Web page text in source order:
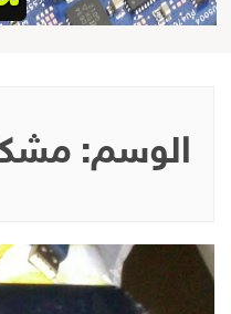
الوسم: